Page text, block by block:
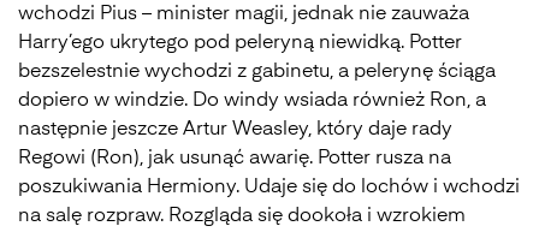
wchodzi Pius – minister magii, jednak nie zauważa
Harry’ego ukrytego pod peleryną niewidką. Potter
bezszelestnie wychodzi z gabinetu, a pelerynę ściąga
dopiero w windzie. Do windy wsiada również Ron, a
następnie jeszcze Artur Weasley, który daje rady
Regowi (Ron), jak usunąć awarię. Potter rusza na
poszukiwania Hermiony. Udaje się do lochów i wchodzi
na salę rozpraw. Rozgląda się dookoła i wzrokiem